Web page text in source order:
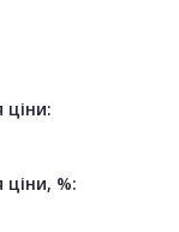
ціни:
%: